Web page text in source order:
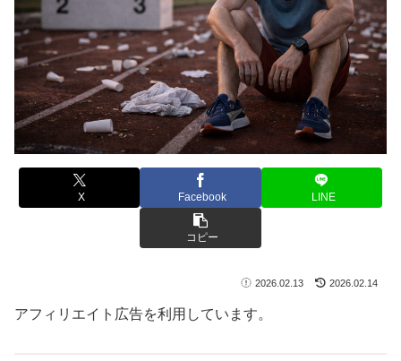
X Facebook LINE
コピー
2026.02.13 2026.02.14
アフィリエイト広告を利用しています。